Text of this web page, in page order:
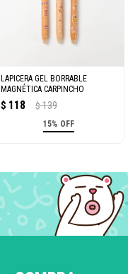
LAPICERA GEL BORRABLE
MAGNÉTICA CARPINCHO
$ 118 $ 139
15% OFF